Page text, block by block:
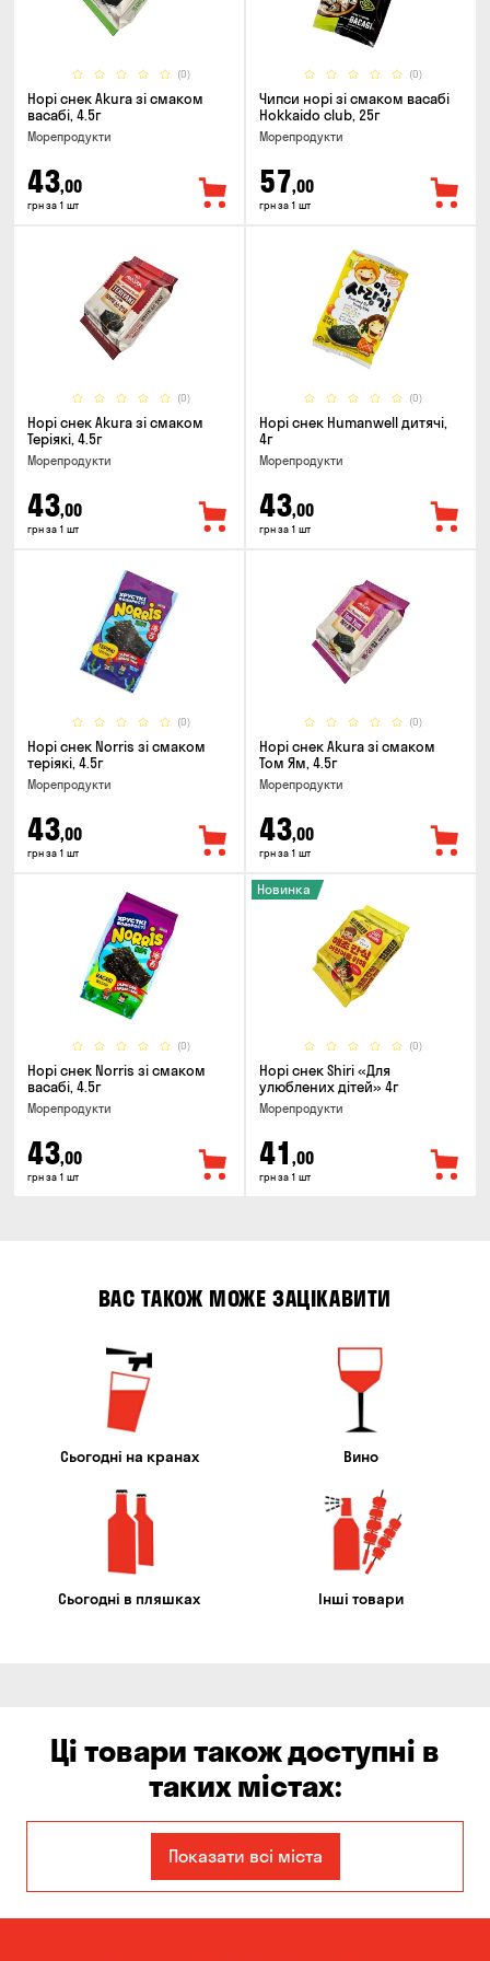
(0)
Норі снек Akura зі смаком
васабі, 4.5г
Морепродукти
43,00
грн за 1 шт
(0)
Чипси норі зі смаком васабі
Hokkaido club, 25г
Морепродукти
57,00
грн за 1 шт
(0)
Норі снек Akura зі смаком
Теріякі, 4.5г
Морепродукти
43,00
грн за 1 шт
(0)
Норі снек Humanwell дитячі,
4г
Морепродукти
43,00
грн за 1 шт
(0)
Норі снек Norris зі смаком
теріякі, 4.5г
Морепродукти
43,00
грн за 1 шт
(0)
Норі снек Akura зі смаком
Том Ям, 4.5г
Морепродукти
43,00
грн за 1 шт
(0)
Норі снек Norris зі смаком
васабі, 4.5г
Морепродукти
43,00
грн за 1 шт
(0)
Новинка
Норі снек Shiri «Для
улюблених дітей» 4г
Морепродукти
41 ,00
грн за 1 шт
ВАС ТАКОЖ МОЖЕ ЗАЦІКАВИТИ
Сьогодні на кранах Вино
Сьогодні в пляшках Інші товари
Ці товари також доступні в
таких містах:
Єлизаветівка
Авангард Бабурка
Показати всі міста